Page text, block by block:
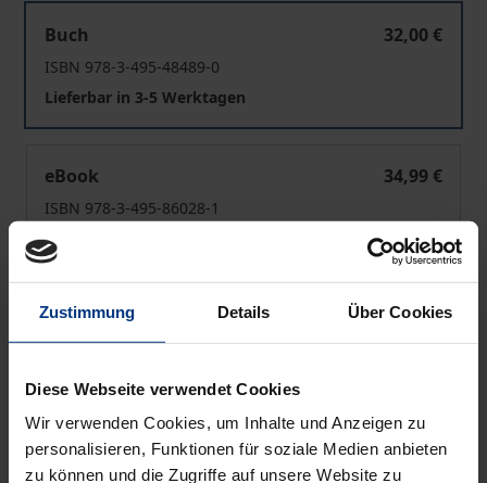
Zustimmung Details Über Cookies
Diese Webseite verwendet Cookies
Wir verwenden Cookies, um Inhalte und Anzeigen zu
personalisieren, Funktionen für soziale Medien anbieten
zu können und die Zugriffe auf unsere Website zu
Buch
32,00 €
ISBN 978-3-495-48489-0
Lieferbar in 3-5 Werktagen
eBook
34,99 €
ISBN 978-3-495-86028-1
Lieferbar
Preisangaben inkl. MwSt. Abhängig von der Lieferadresse
In den Warenkorb
Zur Wunschliste hinzufügen
Hinweise zu Versandkosten